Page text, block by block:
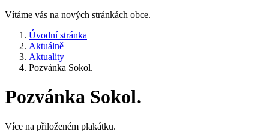
Vítáme vás na nových stránkách obce.
Úvodní stránka
Aktuálně
Aktuality
Pozvánka Sokol.
Pozvánka Sokol.
Více na přiloženém plakátku.